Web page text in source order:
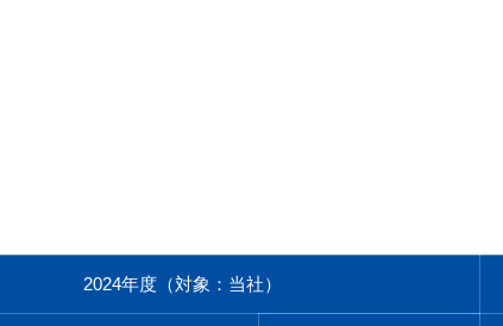
2024年度（対象：当社）